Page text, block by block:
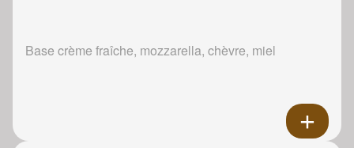
Base crème fraîche, mozzarella, chèvre, miel